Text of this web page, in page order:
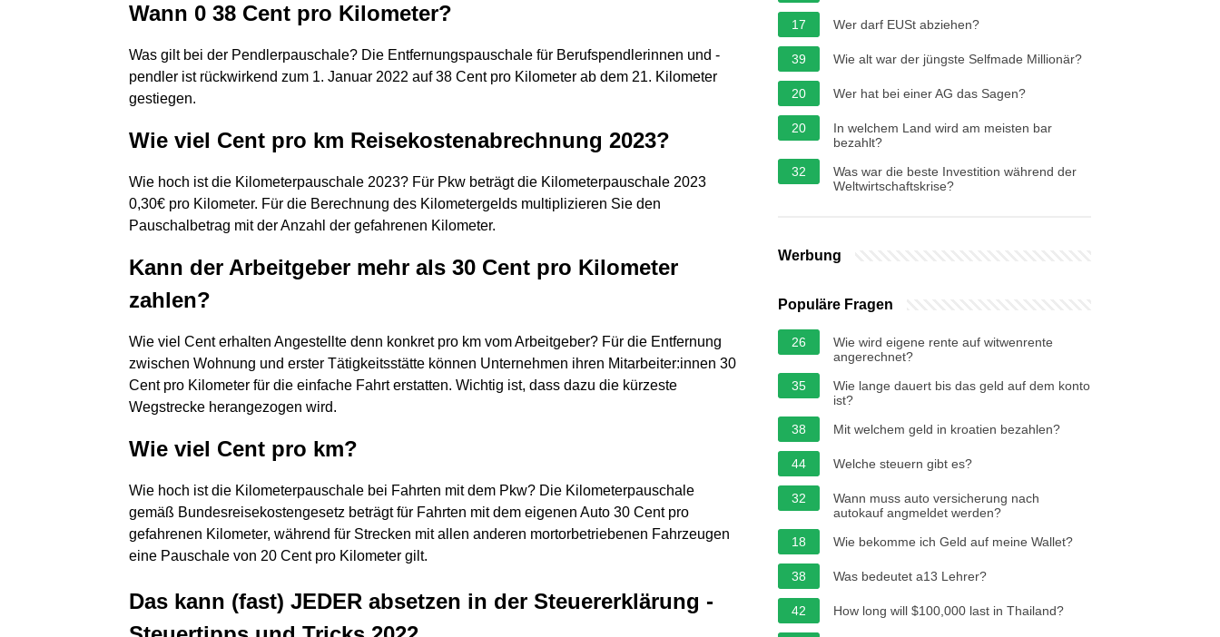
Wann 0 38 Cent pro Kilometer?
Was gilt bei der Pendlerpauschale? Die Entfernungspauschale für Berufspendlerinnen und -
pendler ist rückwirkend zum 1. Januar 2022 auf 38 Cent pro Kilometer ab dem 21. Kilometer
gestiegen.
Wie viel Cent pro km Reisekostenabrechnung 2023?
Wie hoch ist die Kilometerpauschale 2023? Für Pkw beträgt die Kilometerpauschale 2023
0,30€ pro Kilometer. Für die Berechnung des Kilometergelds multiplizieren Sie den
Pauschalbetrag mit der Anzahl der gefahrenen Kilometer.
Kann der Arbeitgeber mehr als 30 Cent pro Kilometer
zahlen?
Wie viel Cent erhalten Angestellte denn konkret pro km vom Arbeitgeber? Für die Entfernung
zwischen Wohnung und erster Tätigkeitsstätte können Unternehmen ihren Mitarbeiter:innen 30
Cent pro Kilometer für die einfache Fahrt erstatten. Wichtig ist, dass dazu die kürzeste
Wegstrecke herangezogen wird.
Wie viel Cent pro km?
Wie hoch ist die Kilometerpauschale bei Fahrten mit dem Pkw? Die Kilometerpauschale
gemäß Bundesreisekostengesetz beträgt für Fahrten mit dem eigenen Auto 30 Cent pro
gefahrenen Kilometer, während für Strecken mit allen anderen mortorbetriebenen Fahrzeugen
eine Pauschale von 20 Cent pro Kilometer gilt.
Das kann (fast) JEDER absetzen in der Steuererklärung -
17 Wer darf EUSt abziehen?
39 Wie alt war der jüngste Selfmade Millionär?
20 Wer hat bei einer AG das Sagen?
20
In welchem Land wird am meisten bar
bezahlt?
32
Was war die beste Investition während der
Weltwirtschaftskrise?
Werbung
Populäre Fragen
26
Wie wird eigene rente auf witwenrente
angerechnet?
35
Wie lange dauert bis das geld auf dem konto
ist?
38
Mit welchem geld in kroatien bezahlen?
44 Welche steuern gibt es?
32
Wann muss auto versicherung nach
autokauf angmeldet werden?
18
Wie bekomme ich Geld auf meine Wallet?
38 Was bedeutet a13 Lehrer?
42 How long will $100,000 last in Thailand?